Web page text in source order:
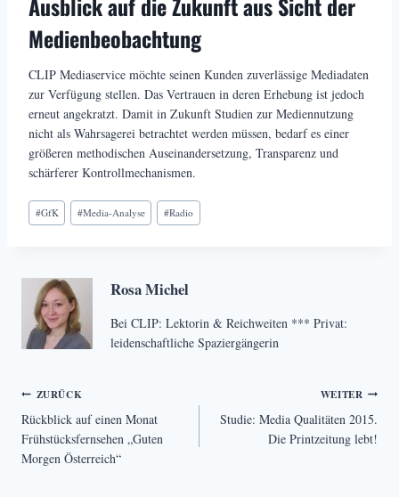
Ausblick auf die Zukunft aus Sicht der
Medienbeobachtung
CLIP Mediaservice möchte seinen Kunden zuverlässige Mediadaten
zur Verfügung stellen. Das Vertrauen in deren Erhebung ist jedoch
erneut angekratzt. Damit in Zukunft Studien zur Mediennutzung
nicht als Wahrsagerei betrachtet werden müssen, bedarf es einer
größeren methodischen Auseinandersetzung, Transparenz und
schärferer Kontrollmechanismen.
Schlagworte:
#GfK #Media-Analyse #Radio
Rosa Michel
Bei CLIP: Lektorin & Reichweiten *** Privat:
leidenschaftliche Spaziergängerin
Beitragsnavigation
ZURÜCK
Rückblick auf einen Monat
Frühstücksfernsehen „Guten
Morgen Österreich“
WEITER
Studie: Media Qualitäten 2015.
Die Printzeitung lebt!